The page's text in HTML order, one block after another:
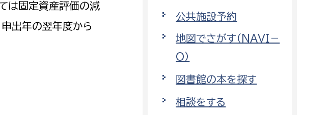
働きたい
小田原のことを知りたい
イベント・講座などに参加したい
環境部
環境政策課
ゼロカーボン推進課
環境保護課
は固定資産評価の減
出年の翌年度から
公共施設予約
地図でさがす（NAVI－
O）
図書館の本を探す
相談をする